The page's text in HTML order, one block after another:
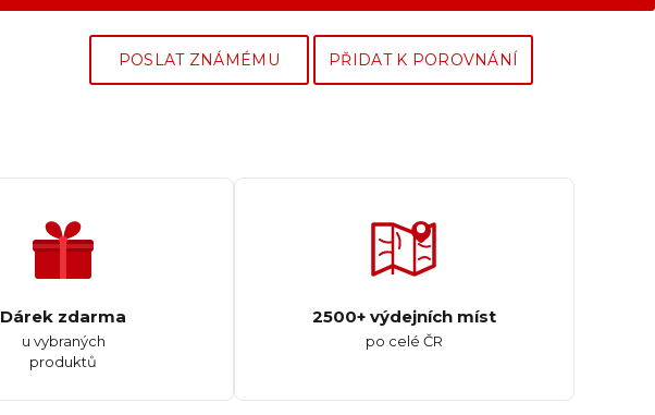
POSLAT ZNÁMÉMU PŘIDAT K POROVNÁNÍ
Dárek zdarma
u vybraných
produktů
2500+ výdejních míst
po celé ČR